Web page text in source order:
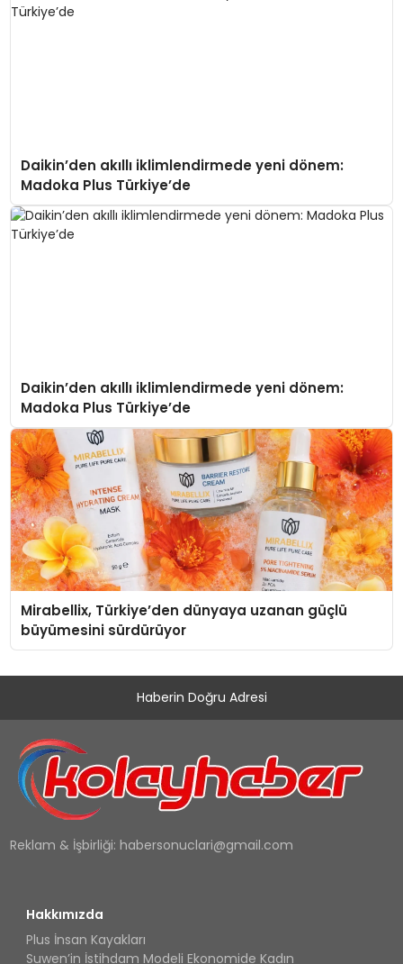
Daikin’den akıllı iklimlendirmede yeni dönem:
Madoka Plus Türkiye’de
Daikin’den akıllı iklimlendirmede yeni dönem:
Madoka Plus Türkiye’de
Mirabellix, Türkiye’den dünyaya uzanan güçlü
büyümesini sürdürüyor
Haberin Doğru Adresi
Reklam & İşbirliği: habersonuclari@gmail.com
Hakkımızda
Plus İnsan Kayakları
Suwen’in İstihdam Modeli Ekonomide Kadın